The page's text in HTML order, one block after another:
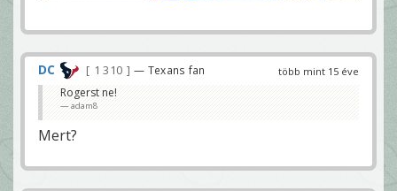
több mint 15 éve
DC 1 310 — Texans fan
Rogerst ne!
adam8
Mert?